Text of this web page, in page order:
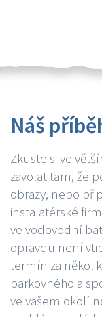
Náš
Zkuste si ve
zavolat tam, že
obrazy, nebo
instalatérské
ve vodovodní
opravdu není
termín za
parkovného a
ve vašem okolí